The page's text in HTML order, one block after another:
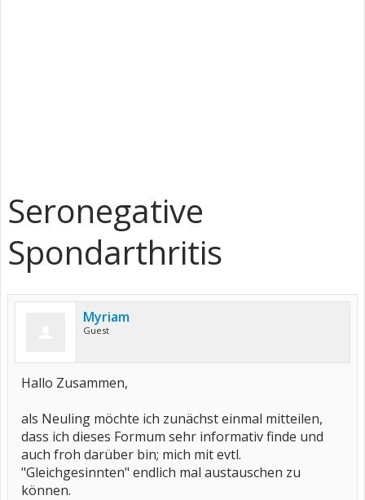
Seronegative
Spondarthritis
Myriam
Guest
Hallo Zusammen,
als Neuling möchte ich zunächst einmal mitteilen,
dass ich dieses Formum sehr informativ finde und
auch froh darüber bin; mich mit evtl.
"Gleichgesinnten" endlich mal austauschen zu
können.